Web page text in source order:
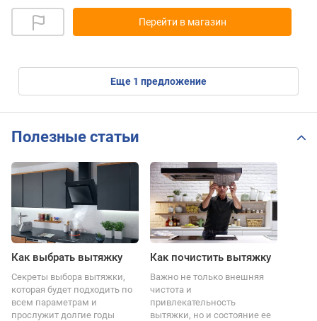
Перейти в магазин
eще 1 предложение
Полезные статьи
Как выбрать вытяжку
Секреты выбора вытяжки,
которая будет подходить по
всем параметрам и
прослужит долгие годы
Как почистить вытяжку
Важно не только внешняя
чистота и
привлекательность
вытяжки, но и состояние ее